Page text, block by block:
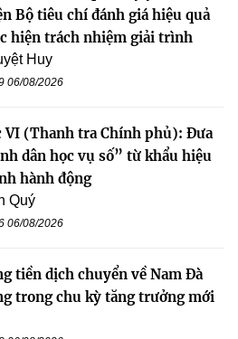
Bộ tiêu chí đánh giá hiệu quả
hiện trách nhiệm giải trình
Huy
06/08/2026
VI (Thanh tra Chính phủ): Đưa
dân học vụ số” từ khẩu hiệu
hành động
Quý
06/08/2026
tiền dịch chuyển về Nam Đà
trong chu kỳ tăng trưởng mới